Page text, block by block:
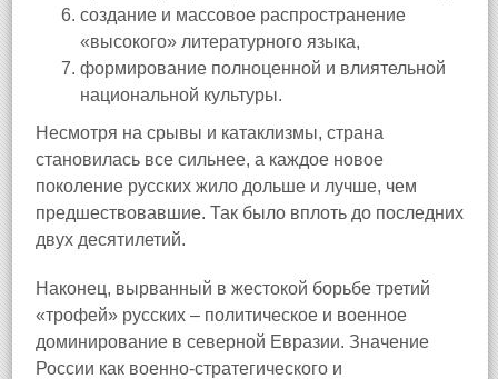
создание и массовое распространение
«высокого» литературного языка,
формирование полноценной и влиятельной
национальной культуры.
Несмотря на срывы и катаклизмы, страна
становилась все сильнее, а каждое новое
поколение русских жило дольше и лучше, чем
предшествовавшие. Так было вплоть до последних
двух десятилетий.
Наконец, вырванный в жестокой борьбе третий
«трофей» русских – политическое и военное
доминирование в северной Евразии. Значение
России как военно-стратегического и